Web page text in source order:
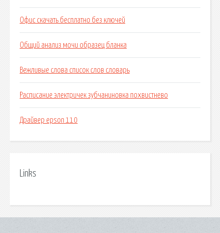
Офис скачать бесплатно без ключей
Общий анализ мочи образец бланка
Вежливые слова список слов словарь
Расписание электричек зубчаниновка похвистнево
Драйвер epson 110
Links